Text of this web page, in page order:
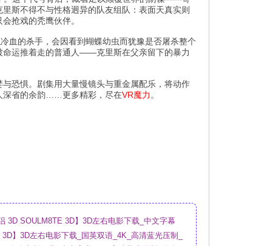
斯不得不与性格迥异的队友组队：表面天真实则
抢戏的秃鹰伙伴。
血的杀手，会因看到蝴蝶幼虫而犹豫是否屠杀整个
命运推着走的普通人——克里斯在父亲留下的暴力
恐惧。剧集用大量慢镜头与重金属配乐，将动作
深省的余韵……更多精彩，尽在VR魔力 。
3D SOULM8TE 3D】3D左右电影下载_中文字幕
】3D左右电影下载_国英双语_4K_高清蓝光压制_